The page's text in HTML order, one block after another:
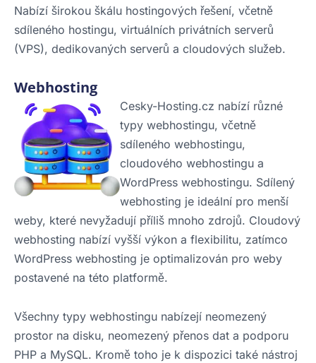
Nabízí širokou škálu hostingových řešení, včetně
sdíleného hostingu, virtuálních privátních serverů
(VPS), dedikovaných serverů a cloudových služeb.
Webhosting
Cesky-Hosting.cz nabízí různé
typy webhostingu, včetně
sdíleného webhostingu,
cloudového webhostingu a
WordPress webhostingu. Sdílený
webhosting je ideální pro menší
weby, které nevyžadují příliš mnoho zdrojů. Cloudový
webhosting nabízí vyšší výkon a flexibilitu, zatímco
WordPress webhosting je optimalizován pro weby
postavené na této platformě.
Všechny typy webhostingu nabízejí neomezený
prostor na disku, neomezený přenos dat a podporu
PHP a MySQL. Kromě toho je k dispozici také nástroj